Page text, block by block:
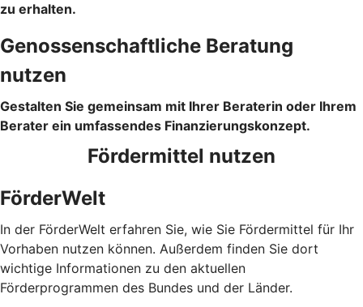
zu erhalten.
Genossenschaftliche Beratung
nutzen
Gestalten Sie gemeinsam mit Ihrer Beraterin oder Ihrem
Berater ein umfassendes Finanzierungskonzept.
Fördermittel nutzen
FörderWelt
In der FörderWelt erfahren Sie, wie Sie Fördermittel für Ihr
Vorhaben nutzen können. Außerdem finden Sie dort
wichtige Informationen zu den aktuellen
Förderprogrammen des Bundes und der Länder.